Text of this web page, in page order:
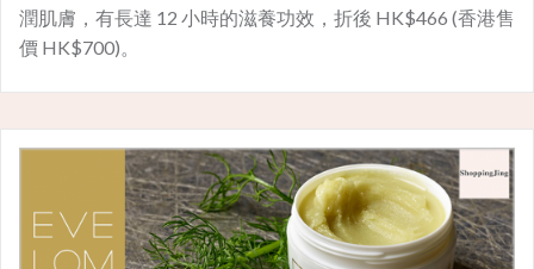
潤肌膚，有長達 12 小時的滋養功效，折後 HK$466 (香港售
價 HK$700)。